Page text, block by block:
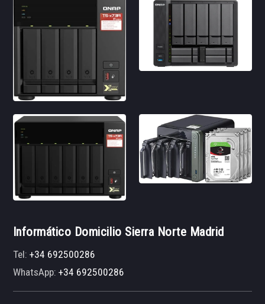
Informático Domicilio Sierra Norte Madrid
Tel:+34 692500286
WhatsApp:+34 692500286